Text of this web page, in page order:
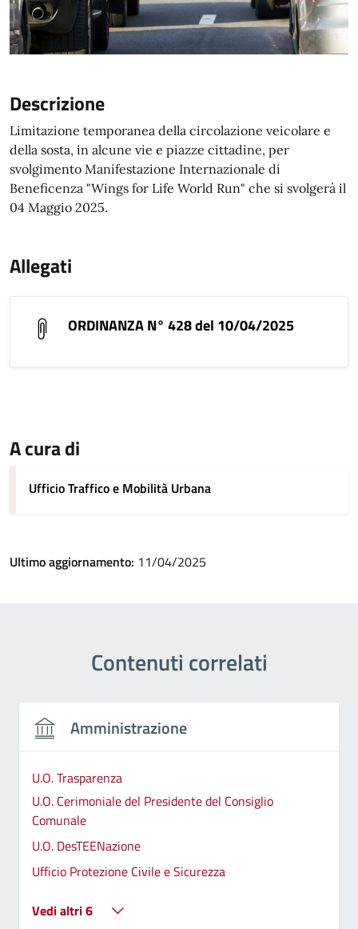
Descrizione
Limitazione temporanea della circolazione veicolare e
della sosta, in alcune vie e piazze cittadine, per
svolgimento Manifestazione Internazionale di
Beneficenza "Wings for Life World Run" che si svolgerà il
04 Maggio 2025.
Allegati
ORDINANZA N° 428 del 10/04/2025
A cura di
Ufficio Traffico e Mobilità Urbana
Ultimo aggiornamento: 11/04/2025
Contenuti correlati
Amministrazione
U.O. Trasparenza
U.O. Cerimoniale del Presidente del Consiglio
Comunale
U.O. DesTEENazione
Ufficio Protezione Civile e Sicurezza
Vedi altri 6